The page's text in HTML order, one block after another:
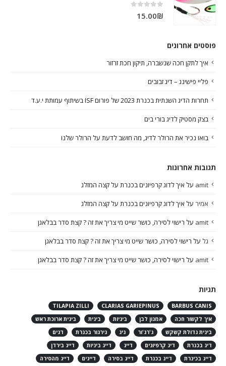
0
out of 5
15.00₪
פוסטים אחרונים
איך לתקן חכה שנשברה, תיקון חכת זרזור
פליי פישינג – דיג זבובים
תחרות הדיג השנתית בכנרת 2023 של פורום ISF בשיתוף עמותת י.ע.ד
בצק מסטיק לדיג בורי בים
בואו נכיר את הרולר לדיג, מה חושב לדעת על הרולר שלנו
תגובות אחרונות
amit על איך לדוג קרפיונים בכנרת על קצה המזלג
אמיר על איך לדוג קרפיונים בכנרת על קצה המזלג
amit על רישוי לסירה, כושר שייט מי צריך את זה ? קצת סדר בבלאגן
גל על רישוי לסירה, כושר שייט מי צריך את זה ? קצת סדר בבלאגן
amit על רישוי לסירה, כושר שייט מי צריך את זה ? קצת סדר בבלאגן
תגיות
BARBUS CANIS
CLARIAS GARIEPINUS
TILAPIA ZILLI
איך לקשור חכה
אמנון לבן ביניות בינית
בינית ארוכת ראש
בינית גדולת קשקש
ג'רג'ור גיג גירגור בכנרת
דגים
דיג בכנרת
דיג קרפיונים דייג דייג ביניות
דייג בירדן
דייג בכינרת
דייג בכנרת דייג בסירה דייגים דייג מהסירה